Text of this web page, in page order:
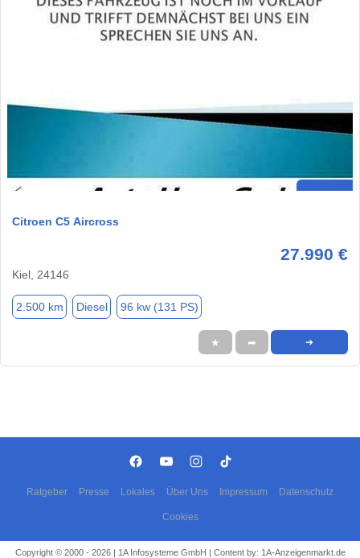
Citroen C5 Aircross
27.990 €
Kiel, 24146
2.500 km Diesel 96 kw (131 PS)
★ ➦ ➜
Ratgeber Presse Lokales Über Uns Impressum Datenschutz
Cookies
Copyright © 2000 - 2026 | 1A Infosysteme GmbH | Content by: 1A-Anzeigenmarkt.de